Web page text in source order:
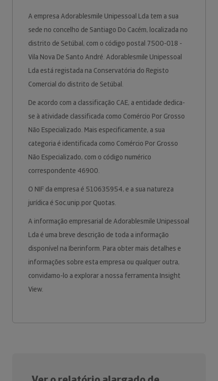
A empresa Adorablesmile Unipessoal Lda tem a sua
sede no concelho de Santiago Do Cacém, localizada no
distrito de Setúbal, com o código postal 7500-018 -
Vila Nova De Santo André. Adorablesmile Unipessoal
Lda está registada na Conservatória do Registo
Comercial do distrito de Setúbal.
De acordo com a classificação CAE, a entidade dedica-
se à atividade classificada como Comércio Por Grosso
Não Especializado. Mais especificamente, a sua
categoria é identificada como Comércio Por Grosso
Não Especializado, com o código numérico
correspondente 46900.
O NIF da empresa é 510635954, e a sua natureza
jurídica é Soc.unip.por Quotas.
A informação empresarial de Adorablesmile Unipessoal
Lda é uma breve descrição de toda a informação
disponível na Iberinform. Para obter mais detalhes e
informações sobre esta empresa ou qualquer outra,
convidamo-lo a explorar a nossa ferramenta Insight
View.